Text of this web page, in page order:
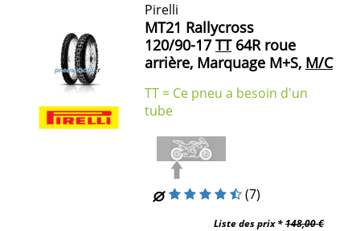
Pirelli
MT21 Rallycross
120/90-17 TT64R roue
arrière, Marquage M+S, M/C
TT = Ce pneu a besoin d'un
tube
(7)
Liste des prix *148,00 €